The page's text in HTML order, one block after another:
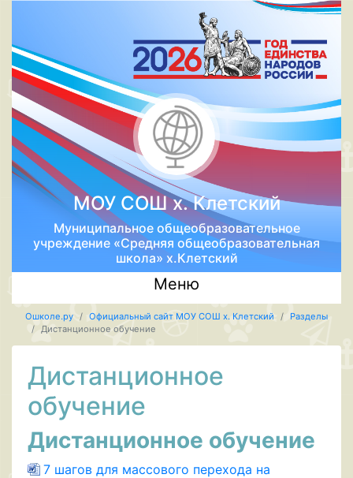
МОУ СОШ х. Клетский
Муниципальное общеобразовательное
учреждение «Средняя общеобразовательная
школа» х.Клетский
Меню
Ошколе.ру Официальный сайт МОУ СОШ х. Клетский
Разделы
Дистанционное обучение
Дистанционное
обучение
Дистанционное обучение
7 шагов для массового перехода на